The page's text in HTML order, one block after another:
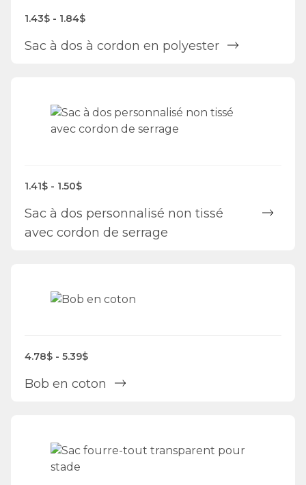
1.43$ - 1.84$
Sac à dos à cordon en polyester
1.41$ - 1.50$
Sac à dos personnalisé non tissé
avec cordon de serrage
4.78$ - 5.39$
Bob en coton